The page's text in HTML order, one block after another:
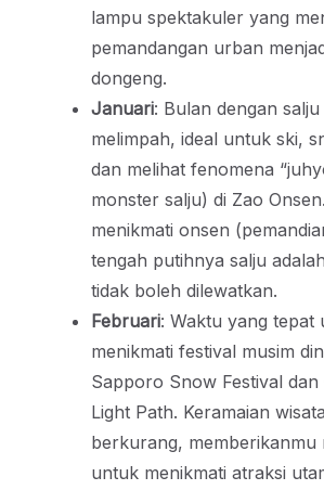
lampu spektakuler yang
pemandangan urban
dongeng.
Januari: Bulan dengan salju
melimpah, ideal untuk ski,
dan melihat fenomena
monster salju) di Zao
menikmati onsen
tengah putihnya salju
tidak boleh dilewatkan.
Februari: Waktu yang tepat
menikmati festival musim
Sapporo Snow Festival
Light Path. Keramaian
berkurang, memberikanmu
untuk menikmati atraksi